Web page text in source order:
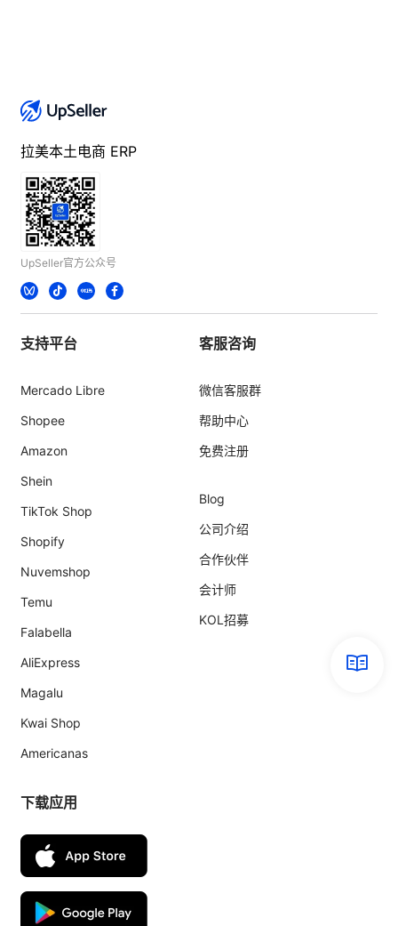
拉美本土电商 ERP
UpSeller官方公众号
支持平台
Mercado Libre
Shopee
Amazon
Shein
TikTok Shop
Shopify
Nuvemshop
Temu
Falabella
AliExpress
Magalu
Kwai Shop
Americanas
客服咨询
微信客服群
帮助中心
免费注册
Blog
公司介绍
合作伙伴
会计师
KOL招募
下载应用